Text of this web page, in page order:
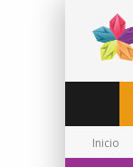
Inicio